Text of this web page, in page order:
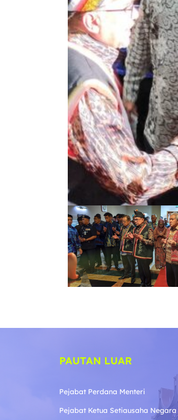
PAUTAN LUAR
Pejabat Perdana Menteri
Pejabat Ketua Setiausaha Negara